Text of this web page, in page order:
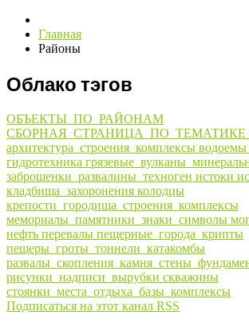
Главная
Районы
Облако тэгов
ОБЪЕКТЫ_ПО_РАЙОНАМ
СБОРНАЯ_СТРАНИЦА_ПО_ТЕМАТИКЕ
архитектура_строения_комплексы водоемы
гидротехника
заброшенки_развалины_техноген истоки
кладбища_захоронения колодцы
крепости_городища_строения_комплексы
мемориалы_памятники_знаки_символы
нефть перевалы пещерные_города_крипты
пещеры_гроты_тоннели_катакомбы
рисунки_надписи_вырубки скважины
стоянки_места_отдыха_базы_комплексы
Подписаться на этот канал RSS